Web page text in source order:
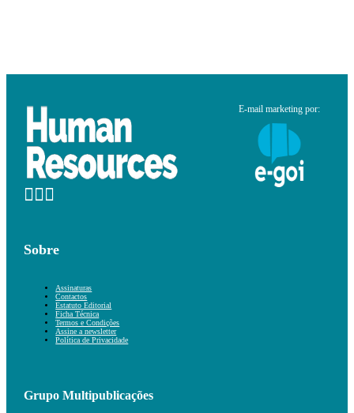
E-mail marketing por:
Sobre
Assinaturas
Contactos
Estatuto Editorial
Ficha Técnica
Termos e Condições
Assine a newsletter
Política de Privacidade
Grupo Multipublicações